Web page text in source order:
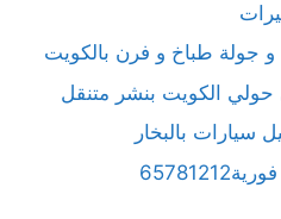
جولة طباخ و فرن بالكويت
الكويت بنشر متنقل
سيارات بالبخار